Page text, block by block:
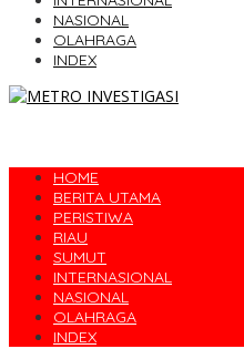
NASIONAL
OLAHRAGA
INDEX
HOME
BERITA UTAMA
PERISTIWA
RIAU
SUMUT
INTERNASIONAL
NASIONAL
OLAHRAGA
INDEX